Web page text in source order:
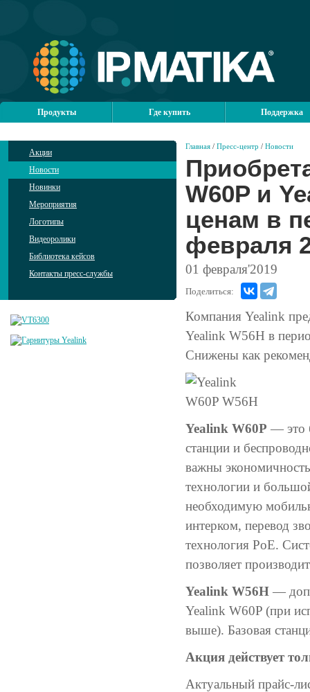
Продукты Где купить Поддержка
Акции
Новости
Новинки
Мероприятия
Логотипы
Видеоролики
Библиотека кейсов
Контакты пресс-службы
Главная / Пресс-центр / Новости
W60P и
ценам в
февраля
01 февраля'2019
Поделиться:
Компания Yealink
Yealink W56H в
Снижены как
Yealink W60P — это
станции и
важны
технологии и
необходимую
интерком, перевод
технология PoE.
позволяет
Yealink W56H —
Yealink W60P (при
выше). Базовая
Акция действует
Актуальный прайс-